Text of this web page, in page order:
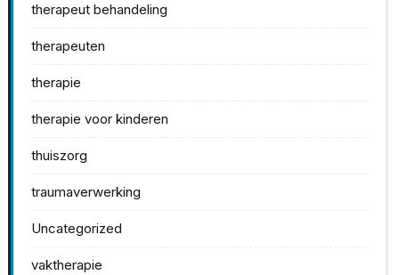
therapeut behandeling
therapeuten
therapie
therapie voor kinderen
thuiszorg
traumaverwerking
Uncategorized
vaktherapie